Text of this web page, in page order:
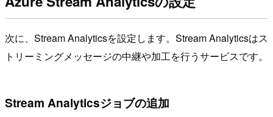
次に、Stream Analyticsを設定します。Stream Analyticsはス
トリーミングメッセージの中継や加工を行うサービスです。
Stream Analyticsジョブの追加